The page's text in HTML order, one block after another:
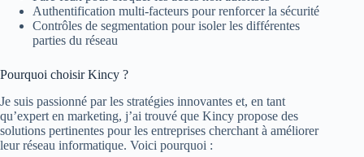
Authentification multi-facteurs pour renforcer la sécurité
Contrôles de segmentation pour isoler les différentes
parties du réseau
Pourquoi choisir Kincy ?
Je suis passionné par les stratégies innovantes et, en tant
qu’expert en marketing, j’ai trouvé que Kincy propose des
solutions pertinentes pour les entreprises cherchant à améliorer
leur réseau informatique. Voici pourquoi :